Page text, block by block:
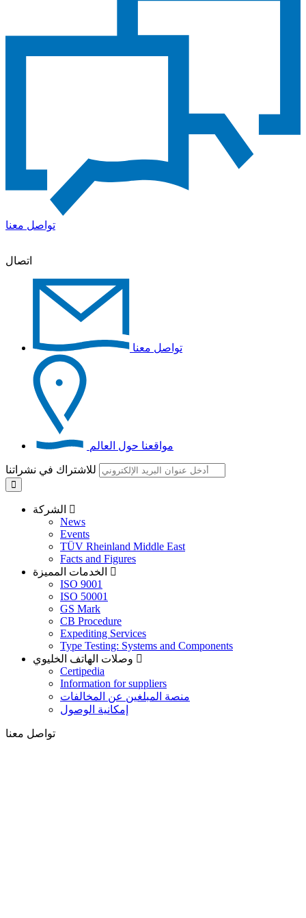
تواصل معنا
اتصال
تواصل معنا
مواقعنا حول العالم
للاشتراك في نشراتنا
News
Events
TÜV Rheinland Middle East
Facts and Figures
ISO 9001
ISO 50001
GS Mark
CB Procedure
Expediting Services
Type Testing: Systems and Components
Certipedia
Information for suppliers
منصة المبلغين عن المخالفات
إمكانية الوصول
تواصل معنا